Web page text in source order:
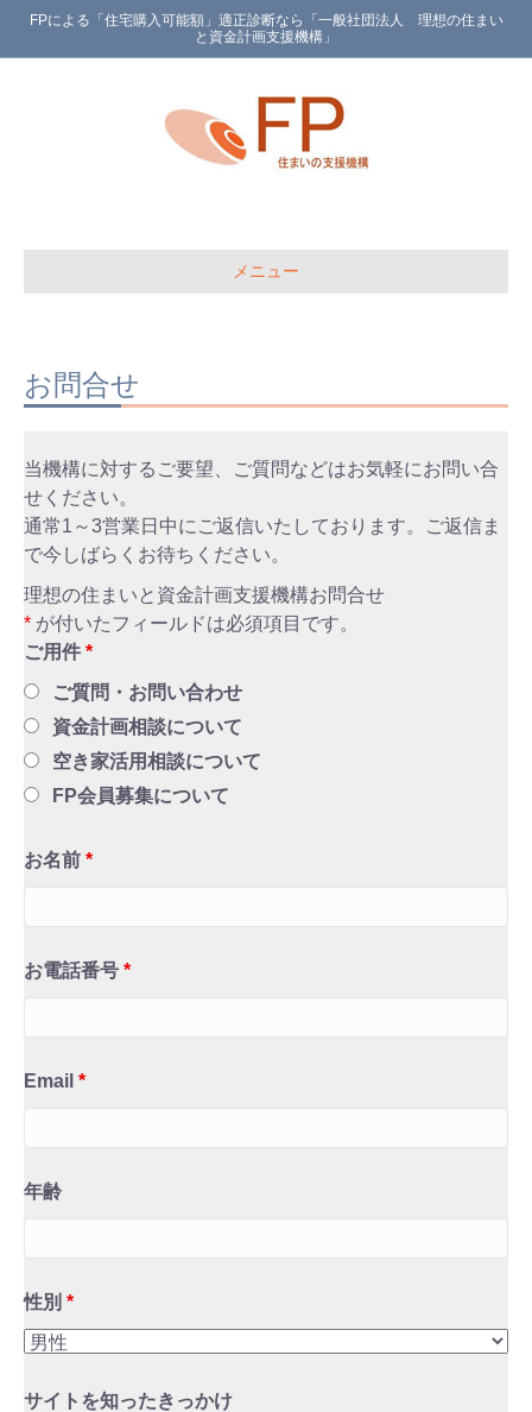
FPによる「住宅購入可能額」適正診断なら「一般社団法人 理想の住まい
と資金計画支援機構」
メニュー
お問合せ
当機構に対するご要望、ご質問などはお気軽にお問い合
せください。
通常1～3営業日中にご返信いたしております。ご返信ま
で今しばらくお待ちください。
理想の住まいと資金計画支援機構お問合せ
* が付いたフィールドは必須項目です。
ご用件 *
ご質問・お問い合わせ
資金計画相談について
空き家活用相談について
FP会員募集について
お名前 *
お電話番号 *
Email *
年齢
性別 *
サイトを知ったきっかけ